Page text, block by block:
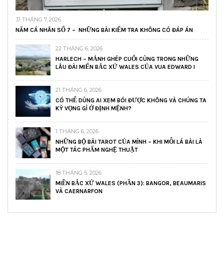
31 THÁNG 7, 2026
NĂM CÁ NHÂN SỐ 7 – NHỮNG BÀI KIỂM TRA KHÔNG CÓ ĐÁP ÁN
22 THÁNG 6, 2026
HARLECH – MẢNH GHÉP CUỐI CÙNG TRONG NHỮNG
LÂU ĐÀI MIẾN BẮC XỨ WALES CỦA VUA EDWARD I
21 THÁNG 6, 2026
CÓ THỂ DÙNG AI XEM BÓI ĐƯỢC KHÔNG VÀ CHÚNG TA
KỲ VỌNG GÌ Ở ĐỊNH MỆNH?
1 THÁNG 6, 2026
NHỮNG BỘ BÀI TAROT CỦA MÌNH – KHI MỖI LÁ BÀI LÀ
MỘT TÁC PHẨM NGHỆ THUẬT
18 THÁNG 5, 2026
MIỀN BẮC XỨ WALES (PHẦN 3): BANGOR, BEAUMARIS
VÀ CAERNARFON